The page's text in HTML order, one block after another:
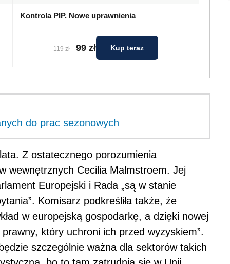
Kontrola PIP. Nowe uprawnienia
119 zł 99 zł Kup teraz
do prac sezonowych
Z ostatecznego porozumienia
wewnętrznych Cecilia Malmstroem. Jej
Europejski i Rada „są w stanie
Komisarz podkreśliła także, że
w europejską gospodarkę, a dzięki nowej
który uchroni ich przed wyzyskiem”.
szczególnie ważna dla sektorów takich